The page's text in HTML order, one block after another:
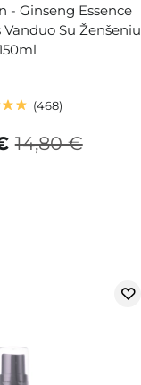
- Ginseng Essence
Su Ženšeniu
468
14,80 €